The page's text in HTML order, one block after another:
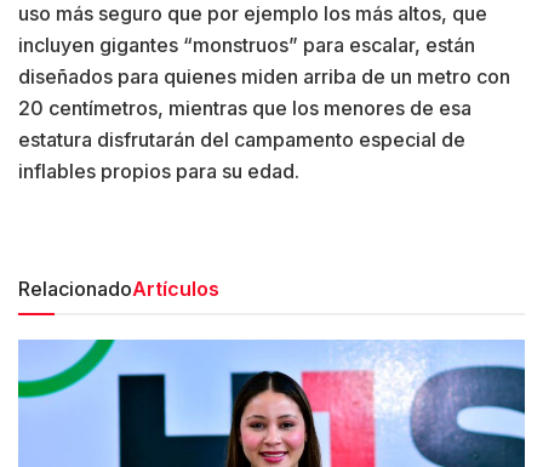
uso más seguro que por ejemplo los más altos, que
incluyen gigantes “monstruos” para escalar, están
diseñados para quienes miden arriba de un metro con
20 centímetros, mientras que los menores de esa
estatura disfrutarán del campamento especial de
inflables propios para su edad.
RelacionadoArtículos